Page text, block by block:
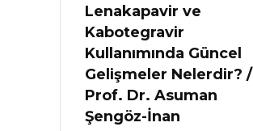
Lenakapavir ve
Kabotegravir
Kullanımında Güncel
Gelişmeler Nelerdir? /
Prof. Dr. Asuman
Şengöz-İnan